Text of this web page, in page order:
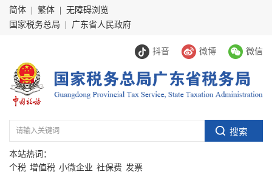
简体 繁体
无障碍浏览
国家税务总局
广东省人民政府
抖音 微博 微信
本站热词：
个税 增值税 小微企业 社保费 发票